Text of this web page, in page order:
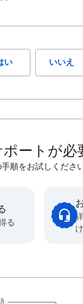
い いいえ
ートが必
順をお試しください
る